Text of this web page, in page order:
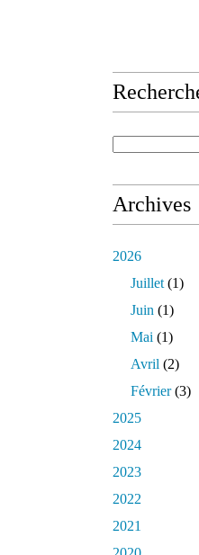
Archives
2026
Juillet (1)
Juin (1)
Mai (1)
Avril (2)
Février(3)
2025
2024
2023
2022
2021